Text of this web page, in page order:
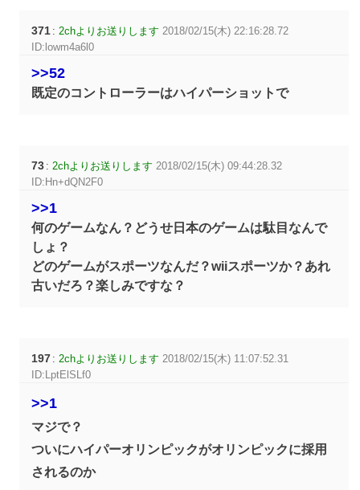
371 : 2chよりお送りします 2018/02/15(木) 22:16:28.72
ID:lowm4a6l0
>>52
既定のコントローラーはハイパーショットで
73 : 2chよりお送りします 2018/02/15(木) 09:44:28.32
ID:Hn+dQN2F0
>>1
何のゲームなん？どうせ日本のゲームは駄目なんで
しょ？
どのゲームがスポーツなんだ？wiiスポーツか？あれ
古いだろ？楽しみですな？
197 : 2chよりお送りします 2018/02/15(木) 11:07:52.31
ID:LptElSLf0
>>1
マジで？
ついにハイパーオリンピックがオリンピックに採用
されるのか